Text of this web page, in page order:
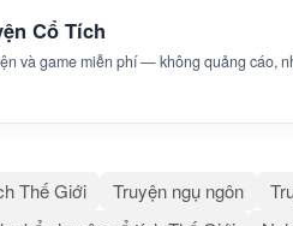
Cổ Tích
và game miễn phí — không quảng cáo,
Thế Giới Truyện ngụ ngôn